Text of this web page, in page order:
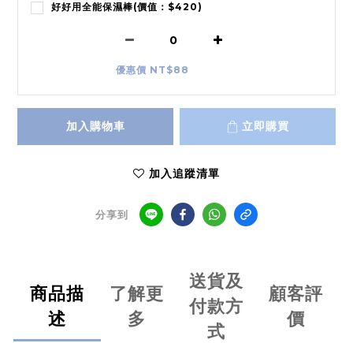
好好用全能保濕棒(價值：$420)
優惠價 NT$88
加入購物車 立即購買
加入追蹤清單
分享到
商品描
述
了解更
多
送貨及
付款方
式
顧客評
價